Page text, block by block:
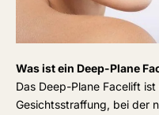
Was ist ein Deep-Plane
Das Deep-Plane Facelift
Gesichtsstraffung, bei der